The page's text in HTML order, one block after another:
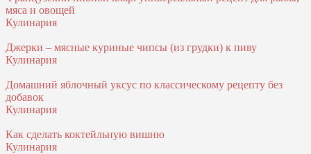
мяса и овощей
Кулинария
Джерки – мясные куриные чипсы (из грудки) к пиву
Кулинария
Домашний яблочный уксус по классическому рецепту без
добавок
Кулинария
Как сделать коктейльную вишню
Кулинария